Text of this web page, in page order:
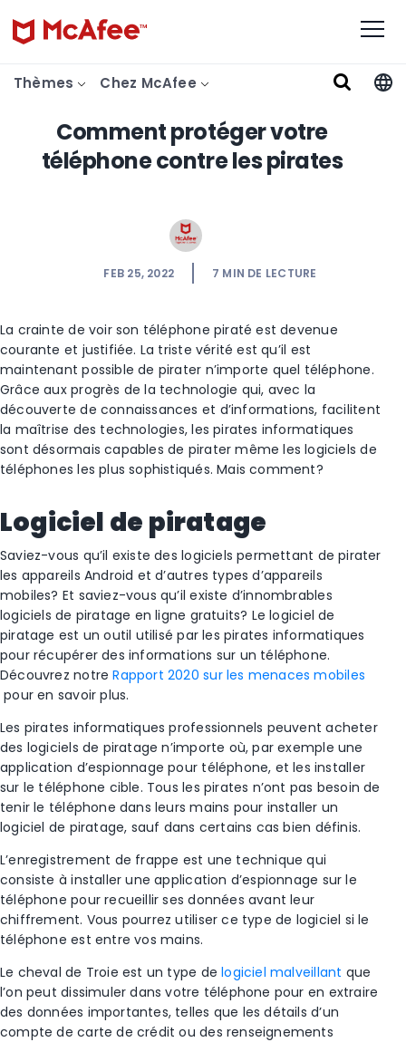
Thèmes Chez McAfee
Comment protéger votre
téléphone contre les pirates
FEB 25, 2022 7 MIN DE LECTURE
La crainte de voir son téléphone piraté est devenue
courante et justifiée. La triste vérité est qu’il est
maintenant possible de pirater n’importe quel téléphone.
Grâce aux progrès de la technologie qui, avec la
découverte de connaissances et d’informations, facilitent
la maîtrise des technologies, les pirates informatiques
sont désormais capables de pirater même les logiciels de
téléphones les plus sophistiqués. Mais comment?
Logiciel de piratage
Saviez-vous qu’il existe des logiciels permettant de pirater
les appareils Android et d’autres types d’appareils
mobiles? Et saviez-vous qu’il existe d’innombrables
logiciels de piratage en ligne gratuits? Le logiciel de
piratage est un outil utilisé par les pirates informatiques
pour récupérer des informations sur un téléphone.
Découvrez notreRapport 2020 sur les menaces mobiles
pour en savoir plus.
Les pirates informatiques professionnels peuvent acheter
des logiciels de piratage n’importe où, par exemple une
application d’espionnage pour téléphone, et les installer
sur le téléphone cible. Tous les pirates n’ont pas besoin de
tenir le téléphone dans leurs mains pour installer un
logiciel de piratage, sauf dans certains cas bien définis.
L’enregistrement de frappe est une technique qui
consiste à installer une application d’espionnage sur le
téléphone pour recueillir ses données avant leur
chiffrement. Vous pourrez utiliser ce type de logiciel si le
téléphone est entre vos mains.
Le cheval de Troie est un type delogiciel malveillant que
l’on peut dissimuler dans votre téléphone pour en extraire
des données importantes, telles que les détails d’un
compte de carte de crédit ou des renseignements